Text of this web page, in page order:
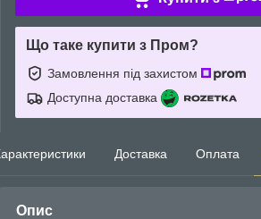
Що таке купити з Пром?
Замовлення під захистом
Доступна доставка
Доставка Оплата
Опис